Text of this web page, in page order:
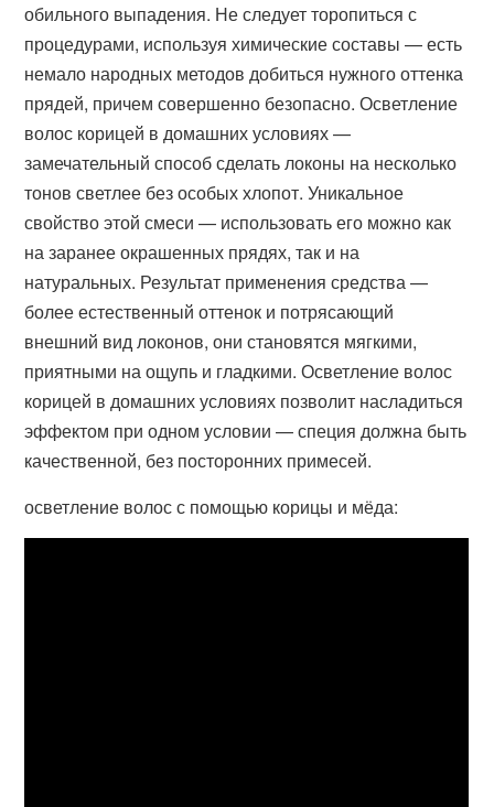
обильного выпадения. Не следует торопиться с
процедурами, используя химические составы — есть
немало народных методов добиться нужного оттенка
прядей, причем совершенно безопасно. Осветление
волос корицей в домашних условиях —
замечательный способ сделать локоны на несколько
тонов светлее без особых хлопот. Уникальное
свойство этой смеси — использовать его можно как
на заранее окрашенных прядях, так и на
натуральных. Результат применения средства —
более естественный оттенок и потрясающий
внешний вид локонов, они становятся мягкими,
приятными на ощупь и гладкими. Осветление волос
корицей в домашних условиях позволит насладиться
эффектом при одном условии — специя должна быть
качественной, без посторонних примесей.
осветление волос с помощью корицы и мёда: